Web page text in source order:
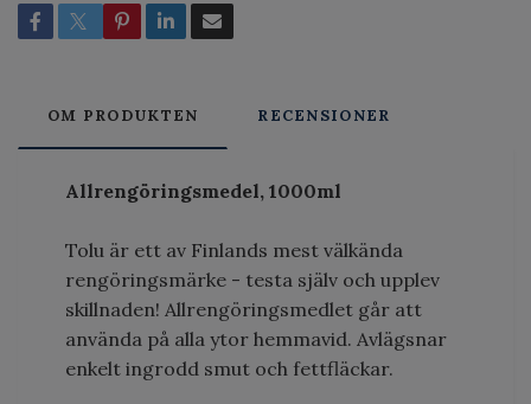
OM PRODUKTEN RECENSIONER
Allrengöringsmedel, 1000ml
Tolu är ett av Finlands mest välkända
rengöringsmärke - testa själv och upplev
skillnaden! Allrengöringsmedlet går att
använda på alla ytor hemmavid. Avlägsnar
enkelt ingrodd smut och fettfläckar.